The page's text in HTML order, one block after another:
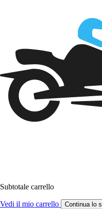
Subtotale carrello
Vedi il mio carrello Continua lo